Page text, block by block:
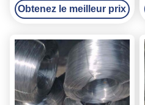
durable en métal
Obtenez le meilleur prix